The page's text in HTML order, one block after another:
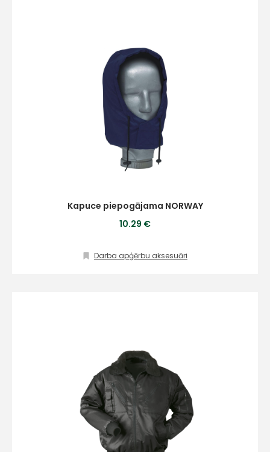
Kapuce piepogājama NORWAY
10.29 €
Darba apģērbu aksesuāri
Piekrītu SIA Hards
lietošanas noteikumiem
Piekrītu saņemt
pastā
Klientu
186
info@hards.lv